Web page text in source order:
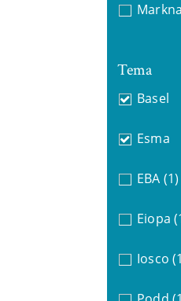
Tema
Basel
Esma
EBA (1)
Eiopa
Iosco